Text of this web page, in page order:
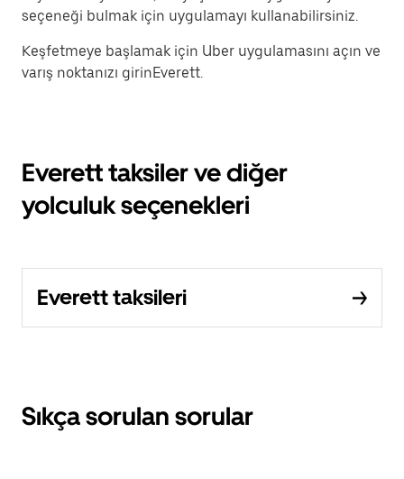
seçeneği bulmak için uygulamayı kullanabilirsiniz.
Keşfetmeye başlamak için Uber uygulamasını açın ve
varış noktanızı girinEverett.
Everett taksiler ve diğer
yolculuk seçenekleri
Everett taksileri
Sıkça sorulan sorular